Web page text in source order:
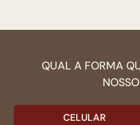
QUAL A FORMA
CELULAR